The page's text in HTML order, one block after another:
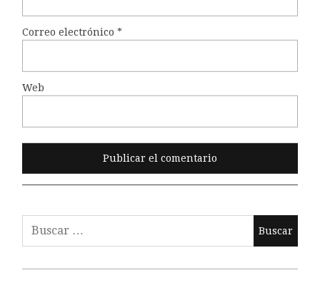
Correo electrónico *
Web